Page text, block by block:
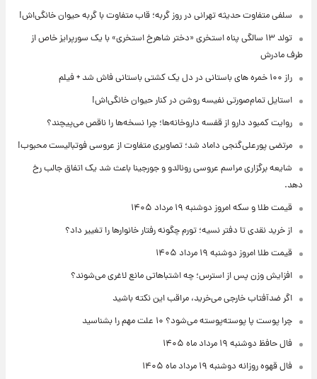
سلفی متفاوت حدیثه تهرانی در روز گربه؛ قاب متفاوت با گربه حیوان خانگی‌اش!
تولد ۱۳ سالگی پناه استخری «دختر شاهرخ استخری» با یک سورپرایز خاص از
طرف مادرش
راز ۱۰۰ خمره های باستانی در دل یک کشتی باستانی فاش شد + فیلم
استایل تمام‌صورتی نفیسه روشن در کنار حیوان خانگی‌اش!
روایت کمبود دارو از قفسه داروخانه‌ها؛ چرا نسخه‌ها را ناقص می‌پیچند؟
مرتضی پورعلی‌گنجی داماد شد؛ تصاویری متفاوت از عروسی فوتبالیست محبوب!
شایعه برگزاری مراسم عروسی رونالدو و جورجینا باعث شد یک اتفاق جالب رخ
دهد.
قیمت طلا و سکه امروز دوشنبه ۱۹ مرداد ۱۴۰۵
از خرید نقدی تا دفتر نسیه؛ تورم چگونه رفتار خانوارها را تغییر داد؟
قیمت طلا امروز دوشنبه ۱۹ مرداد ۱۴۰۵
افزایش وزن پس از استرس؛ چه اشتباهاتی مانع لاغری می‌شوند؟
اگر ضدآفتاب خارجی می‌خرید، مراقب این نکته باشید
چرا پوست پا پوسته‌پوسته می‌شود؟ ۱۰ علت مهم را بشناسید
فال حافظ دوشنبه ۱۹ مرداد ماه ۱۴۰۵
فال قهوه روزانه دوشنبه ۱۹ مرداد ماه ۱۴۰۵